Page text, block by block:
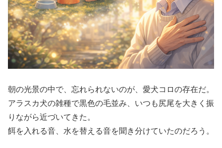
朝の光景の中で、忘れられないのが、愛犬コロの存在だ。
アラスカ犬の雑種で黒色の毛並み、いつも尻尾を大きく振
りながら近づいてきた。
餌を入れる音、水を替える音を聞き分けていたのだろう。